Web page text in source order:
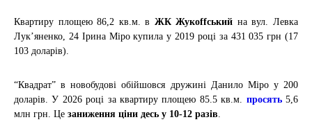
Квартиру площею 86,2 кв.м. в ЖК Жукоffський на вул. Левка
Лук’яненко, 24 Ірина Міро купила у 2019 році за 431 035 грн (17
103 доларів).
“Квадрат” в новобудові обійшовся дружині Данило Міро у 200
доларів. У 2026 році за квартиру площею 85.5 кв.м. просять5,6
млн грн. Це заниження ціни десь у 10-12 разів.